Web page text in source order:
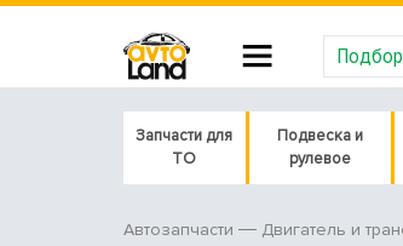
Запчасти для
ТО
Подвеска и
рулевое
Автозапчасти Двигатель и